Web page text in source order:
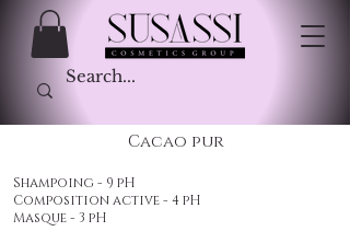
Cacao pur
Shampoing - 9 pH
Composition active - 4 pH
Masque - 3 pH